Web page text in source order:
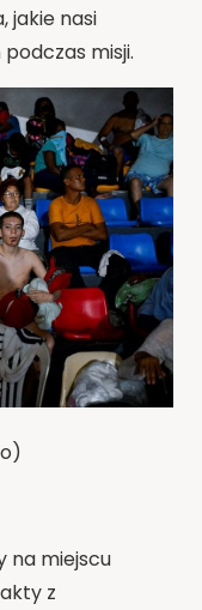
jakie nasi
misji.
na miejscu
z